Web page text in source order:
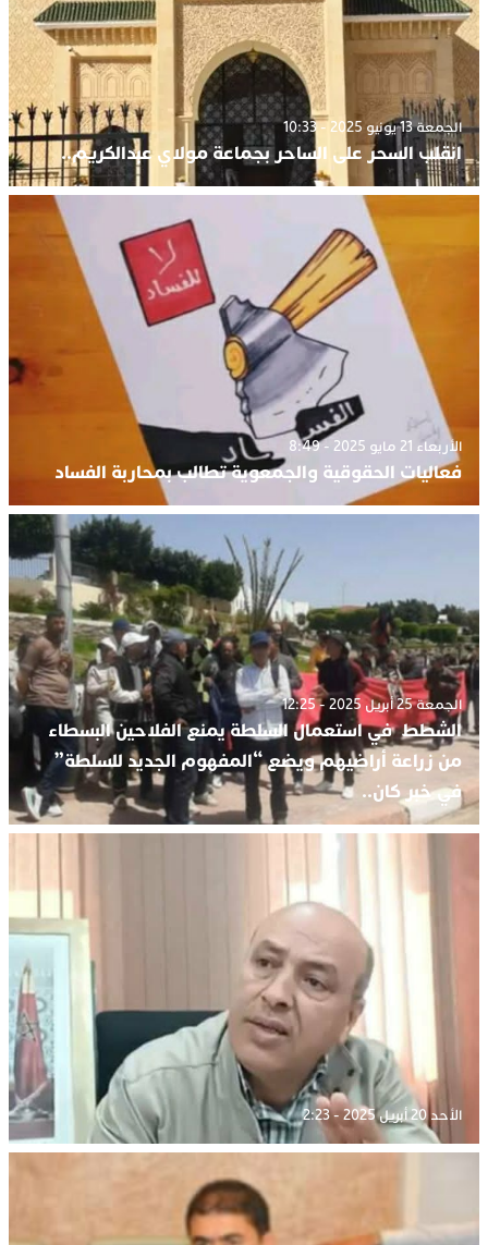
الجمعة 13 يونيو 2025 - 10:33
انقلب السحر على الساحر بجماعة مولاي عبدالكريم..
الأربعاء 21 مايو 2025 - 8:49
فعاليات الحقوقية والجمعوية تطالب بمحاربة الفساد
الجمعة 25 أبريل 2025 - 12:25
الشطط في استعمال السلطة يمنع الفلاحين البسطاء
من زراعة أراضيهم ويضع “المفهوم الجديد للسلطة”
في خبر كان..
الأحد 20 أبريل 2025 - 2:23